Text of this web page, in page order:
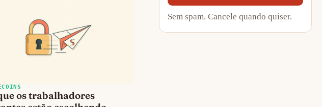
os trabalhadores
Sem spam. Cancele quando quiser.